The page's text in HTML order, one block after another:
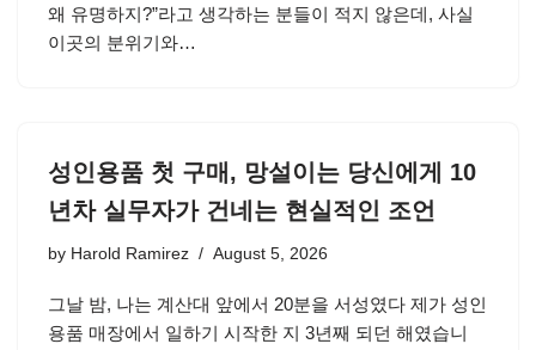
왜 유명하지?”라고 생각하는 분들이 적지 않은데, 사실
이곳의 분위기와…
성인용품 첫 구매, 망설이는 당신에게 10
년차 실무자가 건네는 현실적인 조언
by Harold Ramirez August 5, 2026
그날 밤, 나는 계산대 앞에서 20분을 서성였다 제가 성인
용품 매장에서 일하기 시작한 지 3년째 되던 해였습니